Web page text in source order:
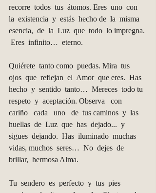
recorre  todos  tus  átomos. Eres  uno  con
la  existencia  y  estás  hecho de  la  misma
esencia,  de  la  Luz  que  todo  lo impregna.
Eres  infinito…  eterno.
Quiérete  tanto como  puedas. Mira  tus
ojos  que  reflejan  el  Amor  que eres.  Has
hecho  y  sentido  tanto…  Mereces  todo tu
respeto  y  aceptación. Observa   con
cariño   cada   uno   de  tus caminos  y  las
huellas  de  Luz  que  has  dejado...  y
sigues  dejando.  Has  iluminado  muchas
vidas, muchos  seres…  No  dejes  de
brillar,  hermosa Alma.
Tu  sendero  es  perfecto  y  tus  pies